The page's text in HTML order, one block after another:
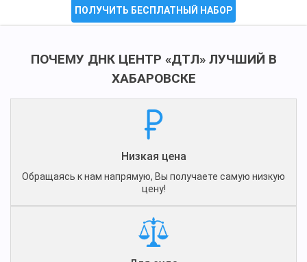
ПОЛУЧИТЬ БЕСПЛАТНЫЙ НАБОР
ПОЧЕМУ ДНК ЦЕНТР «ДТЛ» ЛУЧШИЙ В
ХАБАРОВСКЕ
Низкая цена
Обращаясь к нам напрямую, Вы получаете самую низкую
цену!